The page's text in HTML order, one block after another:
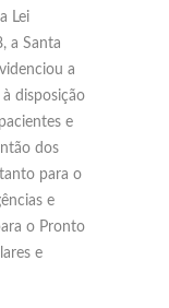
Lei
a Santa
a
disposição
e
dos
para o
e
o Pronto
e